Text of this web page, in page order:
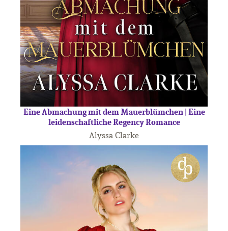
Eine Abmachung mit dem Mauerblümchen | Eine
leidenschaftliche Regency Romance
Alyssa Clarke